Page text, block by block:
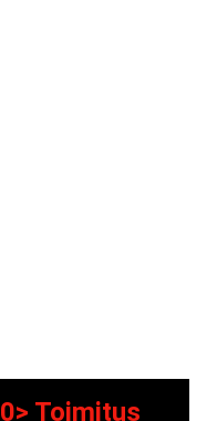
Toimitus